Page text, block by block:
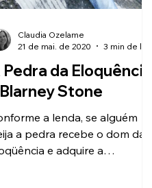
Pedra da Eloquência
Stone
a lenda, se alguém
pedra recebe o dom da
e adquire a
Claudia Ozelame
21 de mai. de 2020